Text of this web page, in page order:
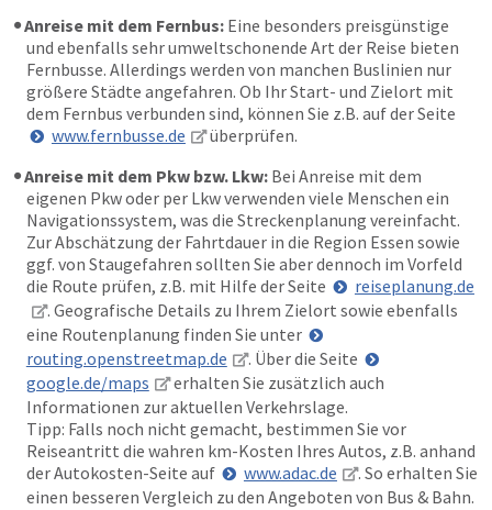
Anreise mit dem Fernbus: Eine besonders preisgünstige
und ebenfalls sehr umweltschonende Art der Reise bieten
Fernbusse. Allerdings werden von manchen Buslinien nur
größere Städte angefahren. Ob Ihr Start- und Zielort mit
dem Fernbus verbunden sind, können Sie z.B. auf der Seite
www.fernbusse.de
überprüfen.
Anreise mit dem Pkw bzw. Lkw: Bei Anreise mit dem
eigenen Pkw oder per Lkw verwenden viele Menschen ein
Navigationssystem, was die Streckenplanung vereinfacht.
Zur Abschätzung der Fahrtdauer in die Region Essen sowie
ggf. von Staugefahren sollten Sie aber dennoch im Vorfeld
die Route prüfen, z.B. mit Hilfe der Seite
reiseplanung.de
. Geografische Details zu Ihrem Zielort sowie ebenfalls
eine Routenplanung finden Sie unter
routing.openstreetmap.de
. Über die Seite
google.de/maps
erhalten Sie zusätzlich auch
Informationen zur aktuellen Verkehrslage.
Tipp: Falls noch nicht gemacht, bestimmen Sie vor
Reiseantritt die wahren km-Kosten Ihres Autos, z.B. anhand
der Autokosten-Seite auf
www.adac.de
. So erhalten Sie
einen besseren Vergleich zu den Angeboten von Bus & Bahn.